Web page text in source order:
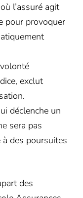
l’assuré agit
pour provoquer
exclut
déclenche un
sera pas
des poursuites
des